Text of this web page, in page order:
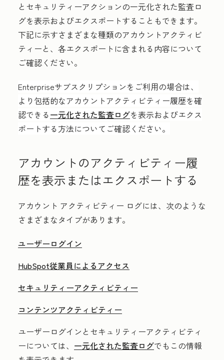
とセキュリティーアクションの一元化された監査ロ
グを表示およびエクスポートすることもできます。
下記に示すさまざまな種類のアカウントアクティビ
ティーと、各エクスポートに含まれる内容について
ご確認ください。
Enterpriseサブスクリプションをご利用の場合は、
より包括的なアカウントアクティビティー履歴を確
認できる一元化された監査ログを表示およびエクス
ポートする方法についてご確認ください。
アカウントのアクティビティー履
歴を表示またはエクスポートする
アカウント アクティビティー ログには、次のような
さまざまなタイプがあります。
ユーザーログイン
HubSpot従業員によるアクセス
セキュリティーアクティビティー
コンテンツアクティビティー
ユーザーログインとセキュリティーアクティビティ
ーについては、 一元化された監査ログでもこの情報